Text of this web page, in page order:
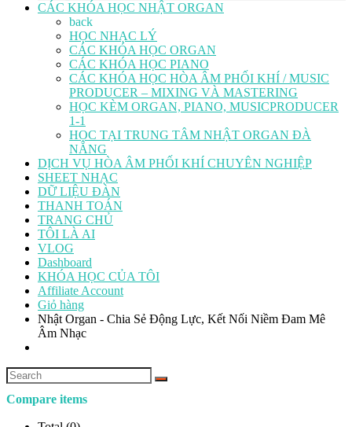
CÁC KHÓA HỌC NHẬT ORGAN
back
HỌC NHẠC LÝ
CÁC KHÓA HỌC ORGAN
CÁC KHÓA HỌC PIANO
CÁC KHÓA HỌC HÒA ÂM PHỐI KHÍ / MUSIC
PRODUCER – MIXING VÀ MASTERING
HỌC KÈM ORGAN, PIANO, MUSICPRODUCER
1-1
HỌC TẠI TRUNG TÂM NHẬT ORGAN ĐÀ
NẴNG
DỊCH VỤ HÒA ÂM PHỐI KHÍ CHUYÊN NGHIỆP
SHEET NHẠC
DỮ LIỆU ĐÀN
THANH TOÁN
TRANG CHỦ
TÔI LÀ AI
VLOG
Dashboard
KHÓA HỌC CỦA TÔI
Affiliate Account
Giỏ hàng
Nhật Organ - Chia Sẻ Động Lực, Kết Nối Niềm Đam Mê
Âm Nhạc
Compare items